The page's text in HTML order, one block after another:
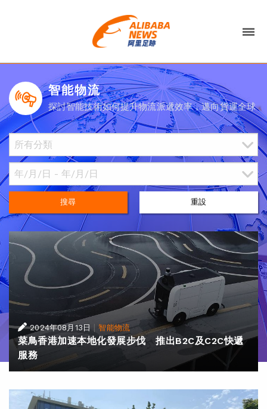
智能物流
探討智能技術如何提升物流派遞效率，邁向貨運全球
搜尋 重設
2024年08月13日 |智能物流
菜鳥香港加速本地化發展步伐 推出B2C及C2C快遞
服務